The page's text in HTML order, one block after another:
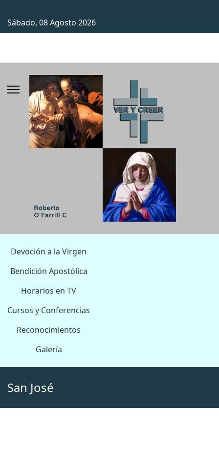
Sábado, 08 Agosto 2026
Devoción a la Virgen
Bendición Apostólica
Horarios en TV
Cursos y Conferencias
Reconocimientos
Galería
San José